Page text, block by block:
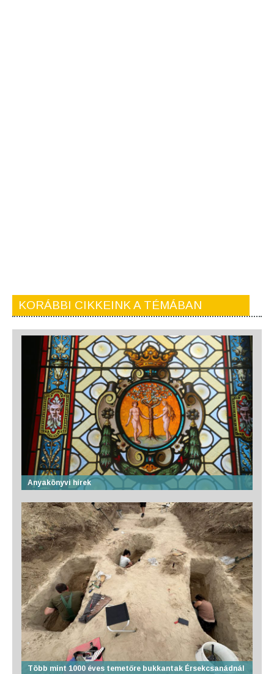
KORÁBBI CIKKEINK A TÉMÁBAN
Anyakönyvi hírek
Több mint 1000 éves temetőre bukkantak Érsekcsanádnál